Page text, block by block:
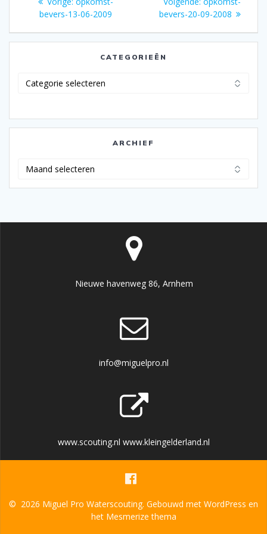
navigatie
bericht:
bevers-13-06-2009
bericht:
bevers-20-09-2008
CATEGORIEËN
ARCHIEF
Nieuwe havenweg 86, Arnhem
info@miguelpro.nl
www.scouting.nl www.kleingelderland.nl
© 2026 Miguel Pro Waterscouting. Gebouwd met WordPress en
het Mesmerize thema